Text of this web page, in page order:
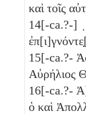
καὶ τοῖς
14[-ca.?-]
15[-ca.?-
16[-ca.?-
ὁ καὶ